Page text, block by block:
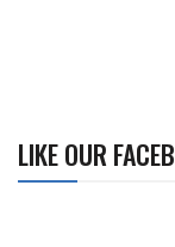
LIKE OUR